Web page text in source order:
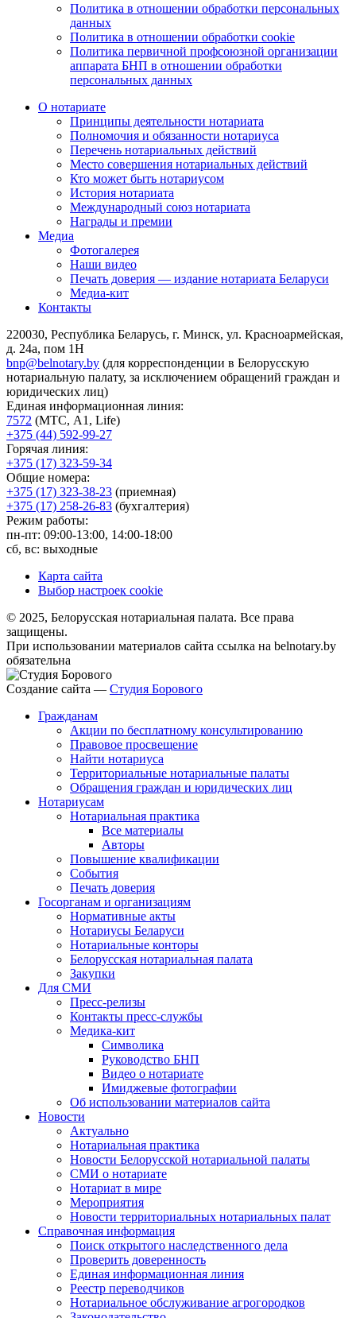
Политика в отношении обработки персональных
данных
Политика в отношении обработки cookie
Политика первичной профсоюзной организации
аппарата БНП в отношении обработки
персональных данных
О нотариате
Принципы деятельности нотариата
Полномочия и обязанности нотариуса
Перечень нотариальных действий
Место совершения нотариальных действий
Кто может быть нотариусом
История нотариата
Международный союз нотариата
Награды и премии
Медиа
Фотогалерея
Наши видео
Печать доверия — издание нотариата Беларуси
Медиа-кит
Контакты
220030, Республика Беларусь, г. Минск, ул. Красноармейская,
д. 24а, пом 1Н
bnp@belnotary.by (для корреспонденции в Белорусскую
нотариальную палату, за исключением обращений граждан и
юридических лиц)
Единая информационная линия:
7572 (МТС, A1, Life)
+375 (44) 592-99-27
Горячая линия:
+375 (17) 323-59-34
Общие номера:
+375 (17) 323-38-23 (приемная)
+375 (17) 258-26-83 (бухгалтерия)
Режим работы:
пн-пт: 09:00-13:00, 14:00-18:00
сб, вс: выходные
Карта сайта
Выбор настроек cookie
© 2025, Белорусская нотариальная палата. Все права
защищены.
При использовании материалов сайта ссылка на belnotary.by
обязательна
Создание сайта — Студия Борового
Гражданам
Акции по бесплатному консультированию
Правовое просвещение
Найти нотариуса
Территориальные нотариальные палаты
Обращения граждан и юридических лиц
Нотариусам
Нотариальная практика
Все материалы
Авторы
Повышение квалификации
События
Печать доверия
Госорганам и организациям
Нормативные акты
Нотариусы Беларуси
Нотариальные конторы
Белорусская нотариальная палата
Закупки
Для СМИ
Пресс-релизы
Контакты пресс-службы
Медика-кит
Символика
Руководство БНП
Видео о нотариате
Имиджевые фотографии
Об использовании материалов сайта
Новости
Актуально
Нотариальная практика
Новости Белорусской нотариальной палаты
СМИ о нотариате
Нотариат в мире
Мероприятия
Новости территориальных нотариальных палат
Справочная информация
Поиск открытого наследственного дела
Проверить доверенность
Единая информационная линия
Реестр переводчиков
Нотариальное обслуживание агрогородков